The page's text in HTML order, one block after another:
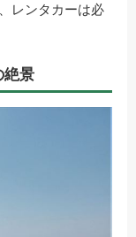
レンタカーは必
絶景